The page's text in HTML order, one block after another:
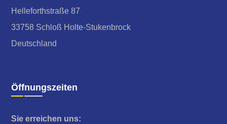
Helleforthstraße 87
33758 Schloß Holte-Stukenbrock
Deutschland
Öffnungszeiten
Sie erreichen uns: